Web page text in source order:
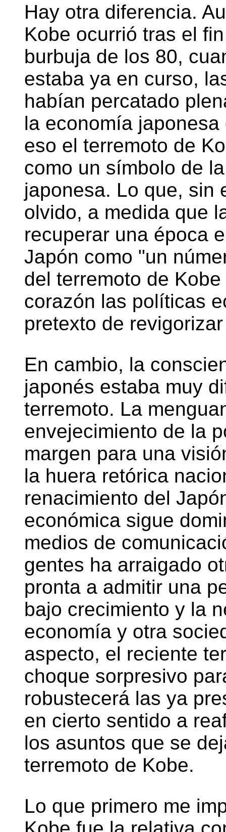
Hay otra diferencia.
Kobe ocurrió tras el
burbuja de los 80,
estaba ya en curso,
habían percatado
la economía
eso el terremoto de
como un símbolo de
japonesa. Lo que, sin
olvido, a medida que
recuperar una época
Japón como "un
del terremoto de
corazón las políticas
pretexto de
En cambio, la
japonés estaba muy
terremoto. La
envejecimiento de la
margen para una
la huera retórica
renacimiento del
económica sigue
medios de
gentes ha arraigado
pronta a admitir una
bajo crecimiento y la
economía y otra
aspecto, el reciente
choque sorpresivo
robustecerá las ya
en cierto sentido a
los asuntos que se
terremoto de Kobe.
Lo que primero me